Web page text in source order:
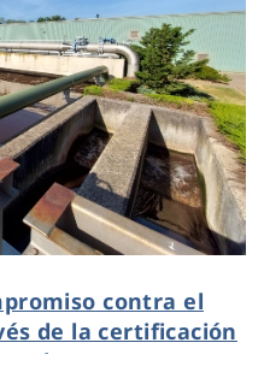
contra el
de la certificación